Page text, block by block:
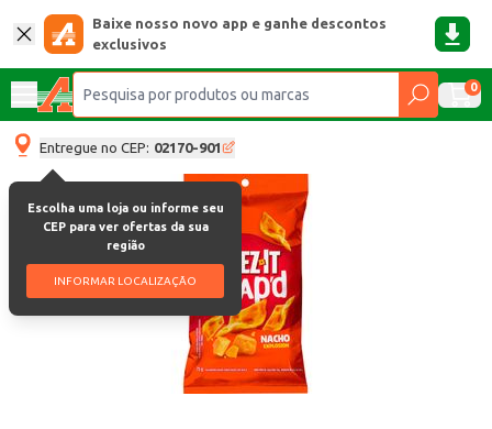
Baixe nosso novo app e ganhe descontos
exclusivos
0
Entregue no CEP: 02170-901
Escolha uma loja ou informe seu
CEP para ver ofertas da sua
região
INFORMAR LOCALIZAÇÃO